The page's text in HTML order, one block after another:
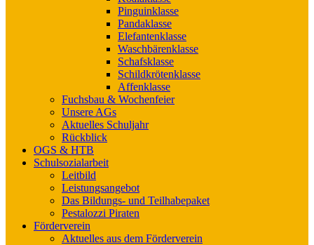
Pinguinklasse
Pandaklasse
Elefantenklasse
Waschbärenklasse
Schafsklasse
Schildkrötenklasse
Affenklasse
Fuchsbau & Wochenfeier
Unsere AGs
Aktuelles Schuljahr
Rückblick
OGS & HTB
Schulsozialarbeit
Leitbild
Leistungsangebot
Das Bildungs- und Teilhabepaket
Pestalozzi Piraten
Förderverein
Aktuelles aus dem Förderverein